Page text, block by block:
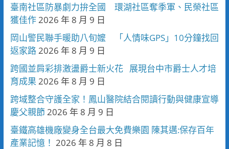
臺南社區防暴劇力拚全國 環湖社區奪季軍、民榮社區
獲佳作 2026 年 8 月 9 日
岡山警民聯手暖助八旬嬤 「人情味GPS」10分鐘找回
返家路 2026 年 8 月 9 日
跨國並肩彩排激盪爵士新火花 展現台中市爵士人才培
育成果 2026 年 8 月 9 日
跨域整合守護全家！鳳山醫院結合閱讀行動與健康宣導
慶父親節 2026 年 8 月 9 日
臺鐵高雄機廠變身全台最大免費樂園 陳其邁:保存百年
產業記憶！ 2026 年 8 月 8 日